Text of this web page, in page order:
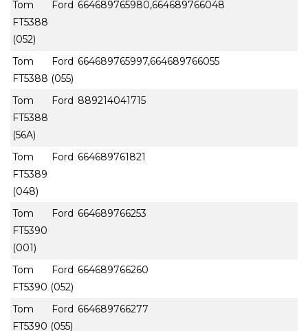
Tom Ford
FT5388
(052)
664689765980,664689766048
Tom Ford
FT5388 (055)
664689765997,664689766055
Tom Ford
FT5388
(56A)
889214041715
Tom Ford
FT5389
(048)
664689761821
Tom Ford
FT5390
(001)
664689766253
Tom Ford
FT5390 (052)
664689766260
Tom Ford
FT5390 (055)
664689766277